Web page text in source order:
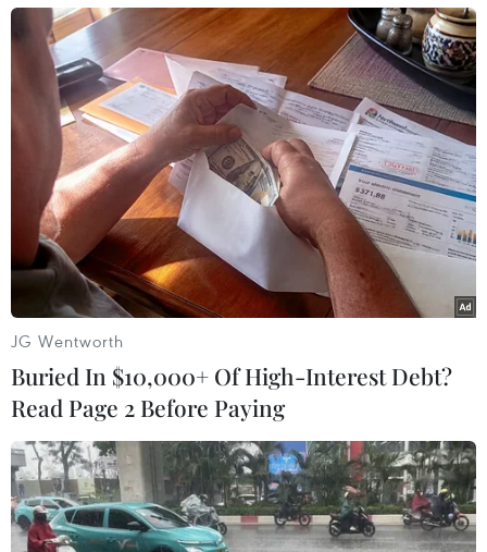
đến, thời gian theo dõi sức khỏe… Để hỗ trợ
hành khách tra cứu thông tin, Vietnam Airlines
liên tục cập nhật các quy định này tại website
www.vietnamairlines.com, mục Khuyến cáo đi
lại/Quy định cần biết./.
(Vietnam+)
JG Wentworth
Buried In $10,000+ Of High-Interest Debt?
Read Page 2 Before Paying